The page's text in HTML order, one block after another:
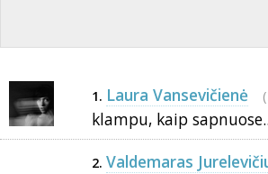
1. Laura Vansevičienė
klampu, kaip
2. Valdemaras